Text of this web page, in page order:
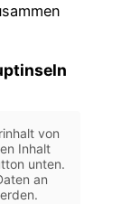
von
Inhalt
unten.
an